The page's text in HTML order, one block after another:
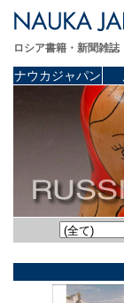
ロシア書籍・新聞雑
ナウカジャパン